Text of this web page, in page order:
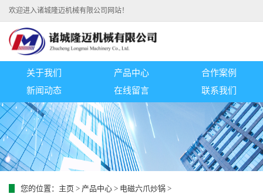
欢迎进入诸城隆迈机械有限公司网站！
关于我们 产品中心
合作案例
新闻动态
在线留言 联系我们
您的位置： 主页 > 产品中心 > 电磁六爪炒锅 >